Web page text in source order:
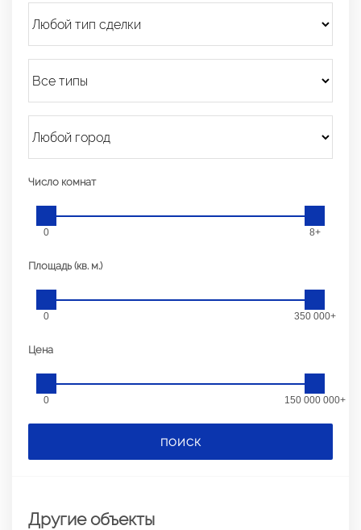
Число комнат
0 8+
Площадь (кв. м.)
0 350 000+
Цена
0 150 000 000+
ПОИСК
Другие объекты